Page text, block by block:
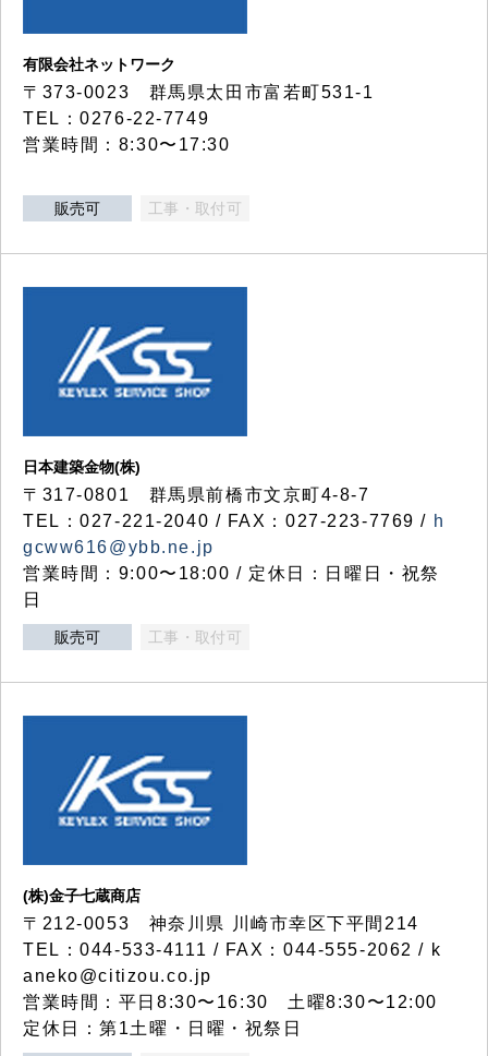
有限会社ネットワーク
〒373-0023 群馬県太田市富若町531-1
TEL：0276-22-7749
営業時間：8:30〜17:30
販売可 工事・取付可
日本建築金物(株)
〒317‐0801 群馬県前橋市文京町4-8-7
TEL：027-221-2040 / FAX：027-223-7769 / h
gcww616@ybb.ne.jp
営業時間：9:00〜18:00 / 定休日：日曜日・祝祭
日
販売可 工事・取付可
(株)金子七蔵商店
〒212-0053 神奈川県 川崎市幸区下平間214
TEL：044-533-4111 / FAX：044-555-2062 / k
aneko@citizou.co.jp
営業時間：平日8:30〜16:30 土曜8:30〜12:00
定休日：第1土曜・日曜・祝祭日